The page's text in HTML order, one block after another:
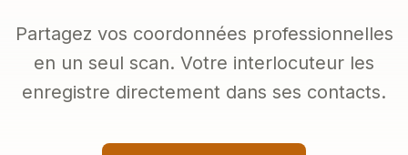
Partagez vos coordonnées professionnelles
en un seul scan. Votre interlocuteur les
enregistre directement dans ses contacts.